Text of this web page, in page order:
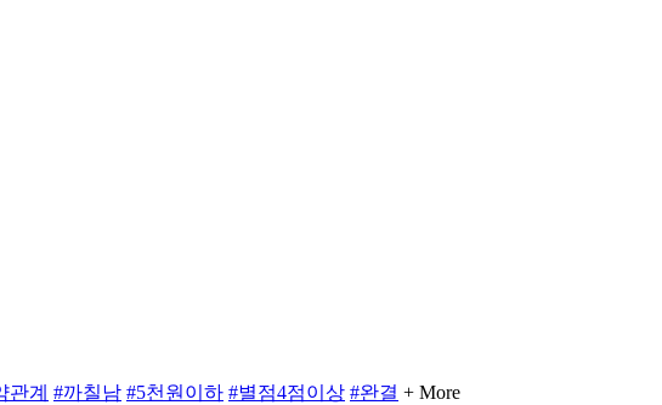
관계 #까칠남 #5천원이하 #별점4점이상 #완결 + More